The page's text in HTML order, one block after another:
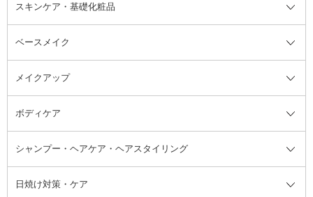
スキンケア・基礎化粧品
スキンケア・基礎化粧品全て
洗顔料
美容液
オールインワン化粧品 フェイスクリーム
フェイスオイル・バーム
ベースメイク
ベースメイク全て
BBクリーム
コンシーラー ファンデーション
フェイスパウダー
メイクアップ
メイクアップ全て
まつげ美容液 つけまつげ
アイシャドウ
ボディケア
ボディケア全て
ボディソープ・ハンドソープ・石
けん
ボディケア
シャンプー・ヘアケア・ヘアスタイリング
シャンプー・ヘアケア・ヘアスタ
イリング全て
日焼け対策・ケア